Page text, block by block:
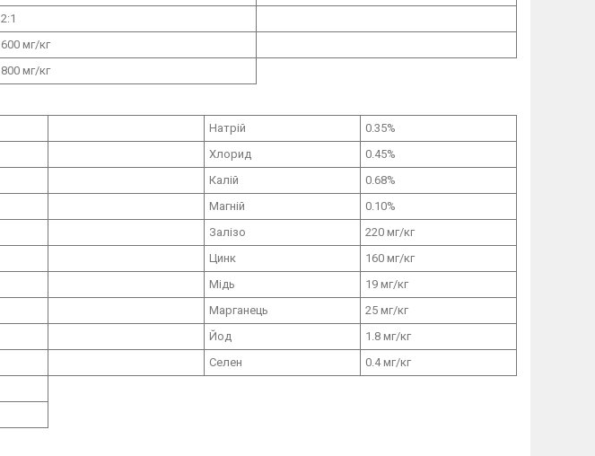
2:1
600 мг/кг
800 мг/кг
Натрій
0.35%
Хлорид
0.45%
Калій
0.68%
Магній
0.10%
Залізо 220 мг/кг
Цинк 160 мг/кг
Мідь 19 мг/кг
Марганець 25 мг/кг
Йод 1.8 мг/кг
Селен 0.4мг/кг